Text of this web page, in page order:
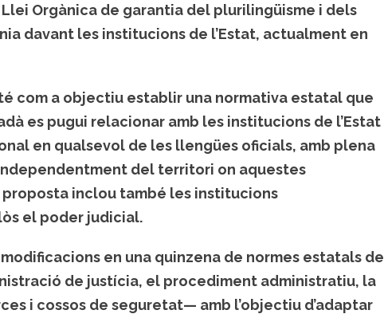
Orgànica de garantia del plurilingüisme i dels
davant les institucions de l’Estat, actualment en
com a objectiu establir una normativa estatal que
es pugui relacionar amb les institucions de l’Estat
en qualsevol de les llengües oficials, amb plena
del territori on aquestes
inclou també les institucions
el poder judicial.
en una quinzena de normes estatals de
de justícia, el procediment administratiu, la
i cossos de seguretat— amb l’objectiu d’adaptar